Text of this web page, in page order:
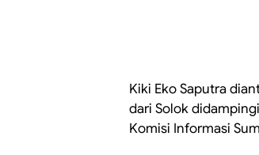
Kiki Eko Saputra
dari Solok
Komisi Informasi